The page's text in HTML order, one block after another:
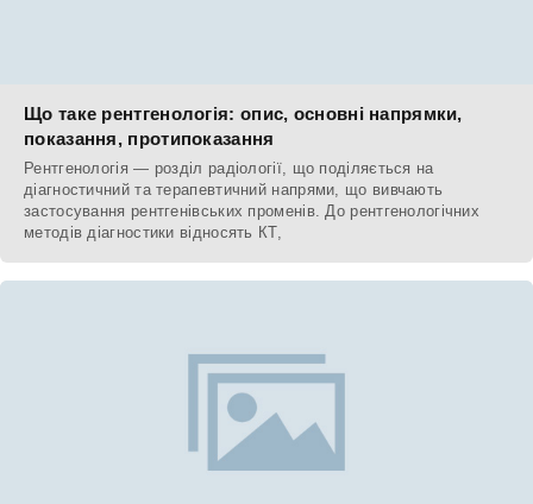
Що таке рентгенологія: опис, основні напрямки,
показання, протипоказання
Рентгенологія — розділ радіології, що поділяється на
діагностичний та терапевтичний напрями, що вивчають
застосування рентгенівських променів. До рентгенологічних
методів діагностики відносять КТ,